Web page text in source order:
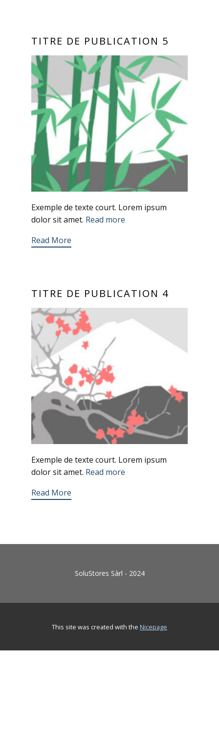
TITRE DE PUBLICATION 5
Exemple de texte court. Lorem ipsum
dolor sit amet. Read more
Read More
TITRE DE PUBLICATION 4
Exemple de texte court. Lorem ipsum
dolor sit amet. Read more
Read More
SoluStores Sàrl - 2024
This site was created with the Nicepage